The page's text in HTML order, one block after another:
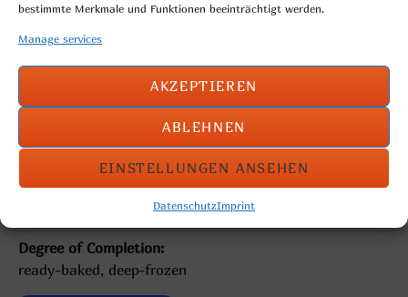
bestimmte Merkmale und Funktionen beeinträchtigt werden.
Manage services
AKZEPTIEREN
ABLEHNEN
EINSTELLUNGEN ANSEHEN
DatenschutzImprint
milk roll in form of a spiral
Weight per piece: 60g
Degree of Completion:
ready-baked, deep-frozen